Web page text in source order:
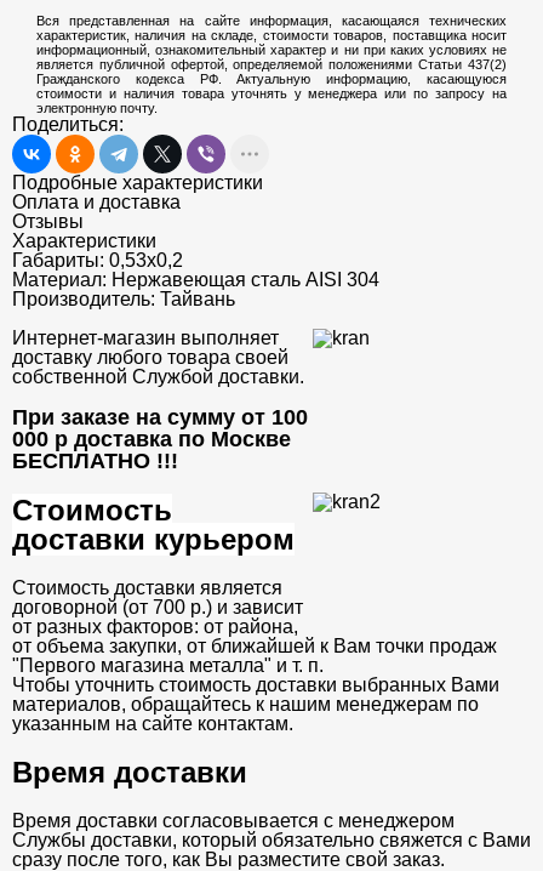
Вся представленная на сайте информация, касающаяся технических
характеристик, наличия на складе, стоимости товаров, поставщика носит
информационный, ознакомительный характер и ни при каких условиях не
является публичной офертой, определяемой положениями Статьи 437(2)
Гражданского кодекса РФ. Актуальную информацию, касающуюся
стоимости и наличия товара уточнять у менеджера или по запросу на
электронную почту.
Поделиться:
Подробные характеристики
Оплата и доставка
Отзывы
Характеристики
Габариты: 0,53x0,2
Материал: Нержавеющая сталь AISI 304
Производитель: Тайвань
Интернет-магазин выполняет
доставку любого товара своей
собственной Службой доставки.
При заказе на сумму от 100
000 р доставка по Москве
БЕСПЛАТНО !!!
Стоимость
доставки курьером
Стоимость доставки является
договорной (от 700 р.) и зависит
от разных факторов: от района,
от объема закупки, от ближайшей к Вам точки продаж
"Первого магазина металла" и т. п.
Чтобы уточнить стоимость доставки выбранных Вами
материалов, обращайтесь к нашим менеджерам по
указанным на сайте контактам.
Время доставки
Время доставки согласовывается с менеджером
Службы доставки, который обязательно свяжется с Вами
сразу после того, как Вы разместите свой заказ.